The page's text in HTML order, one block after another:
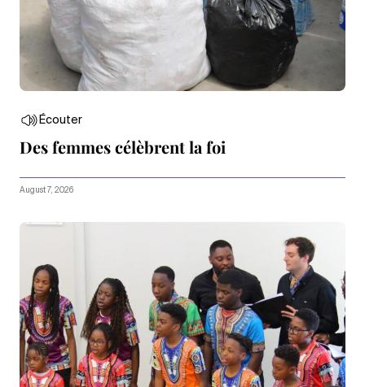
Écouter
Des femmes célèbrent la foi
August 7, 2026